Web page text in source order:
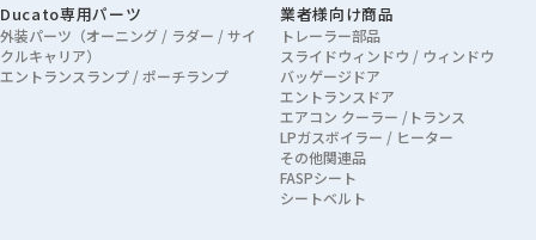
Ducato専用パーツ
外装パーツ（オーニング / ラダー / サイ
クルキャリア）
エントランスランプ / ポーチランプ
業者様向け商品
トレーラー部品
スライドウィンドウ / ウィンドウ
バッゲージドア
エントランスドア
エアコン クーラー /トランス
LPガスボイラー / ヒーター
その他関連品
FASPシート
シートベルト